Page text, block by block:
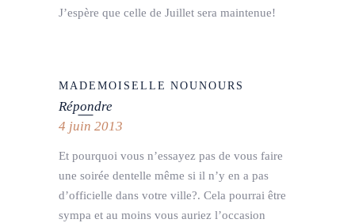
J’espère que celle de Juillet sera maintenue!
MADEMOISELLE NOUNOURS
Répondre
4 juin 2013
Et pourquoi vous n’essayez pas de vous faire
une soirée dentelle même si il n’y en a pas
d’officielle dans votre ville?. Cela pourrai être
sympa et au moins vous auriez l’occasion